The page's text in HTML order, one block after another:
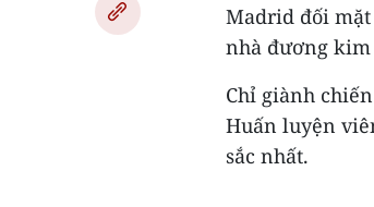
Madrid đối
nhà đương kim
Chỉ giành
Huấn luyện
sắc nhất.